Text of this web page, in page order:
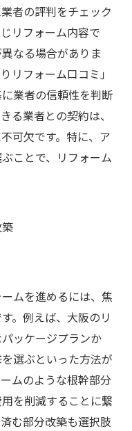
者の評判をチェック
リフォーム内容で
なる場合がありま
リフォーム口コミ」
業者の信頼性を判断
る業者との契約は、
可欠です。特に、ア
ことで、リフォーム
ムを進めるには、焦
。例えば、大阪のリ
ッケージプランか
選ぶといった方法が
ムのような根幹部分
を削減することに繋
む部分改築も選択肢